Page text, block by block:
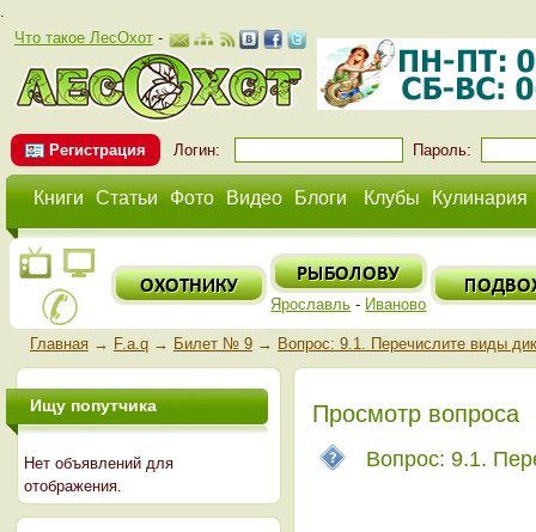
.
Что такое ЛесОхот-
Регистрация Логин: Пароль:
Книги Статьи Фото Видео Блоги Клубы Кулинария
Ярославль - Иваново
Главная→ F.a.q→ Билет № 9→ Вопрос: 9.1. Перечислите виды
Просмотр вопроса
Вопрос: 9.1.
Ищу попутчика
Нет объявлений для
отображения.